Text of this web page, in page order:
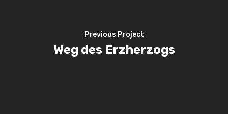
Previous Project
Weg des Erzherzogs